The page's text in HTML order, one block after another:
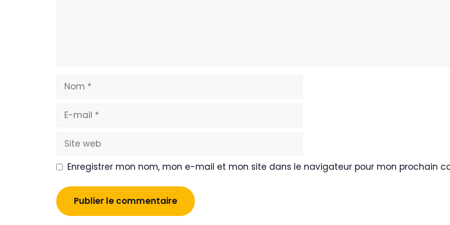
Nom
mail
Site
web
Enregistrer mon nom, mon e-mail et mon site dans le navigateur pour mon prochain